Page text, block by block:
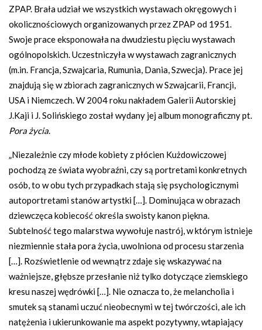
ZPAP. Brała udział we wszystkich wystawach okręgowych i
okolicznościowych organizowanych przez ZPAP od 1951.
Swoje prace eksponowała na dwudziestu pięciu wystawach
ogólnopolskich. Uczestniczyła w wystawach zagranicznych
(m.in. Francja, Szwajcaria, Rumunia, Dania, Szwecja). Prace jej
znajdują się w zbiorach zagranicznych w Szwajcarii, Francji,
USA i Niemczech. W 2004 roku nakładem Galerii Autorskiej
J.Kaji i J. Solińskiego został wydany jej album monograficzny pt.
Pora życia.
„Niezależnie czy młode kobiety z płócien Kużdowiczowej
pochodzą ze świata wyobraźni, czy są portretami konkretnych
osób, to w obu tych przypadkach stają się psychologicznymi
autoportretami stanów artystki […]. Dominująca w obrazach
dziewczęca kobiecość określa swoisty kanon piękna.
Subtelność tego malarstwa wywołuje nastrój, w którym istnieje
niezmiennie stała pora życia, uwolniona od procesu starzenia
[…]. Rozświetlenie od wewnątrz zdaje się wskazywać na
ważniejsze, głębsze przesłanie niż tylko dotyczące ziemskiego
kresu naszej wędrówki […]. Nie oznacza to, że melancholia i
smutek są stanami uczuć nieobecnymi w tej twórczości, ale ich
natężenia i ukierunkowanie ma aspekt pozytywny, wtapiający